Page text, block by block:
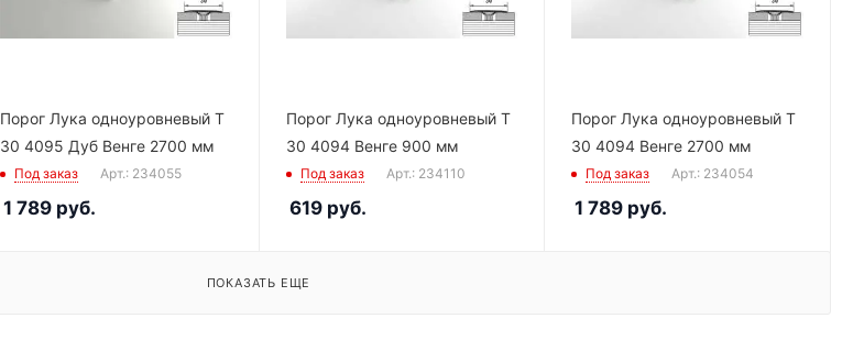
Порог Лука одноуровневый Т
30 4095 Дуб Венге 2700 мм
Под заказ Арт.: 234055
1 789руб.
Порог Лука одноуровневый Т
30 4094 Венге 900 мм
Под заказ Арт.: 234110
619руб.
Порог Лука одноуровневый Т
30 4094 Венге 2700 мм
Под заказ Арт.: 234054
1 789 руб.
ПОКАЗАТЬ ЕЩЕ